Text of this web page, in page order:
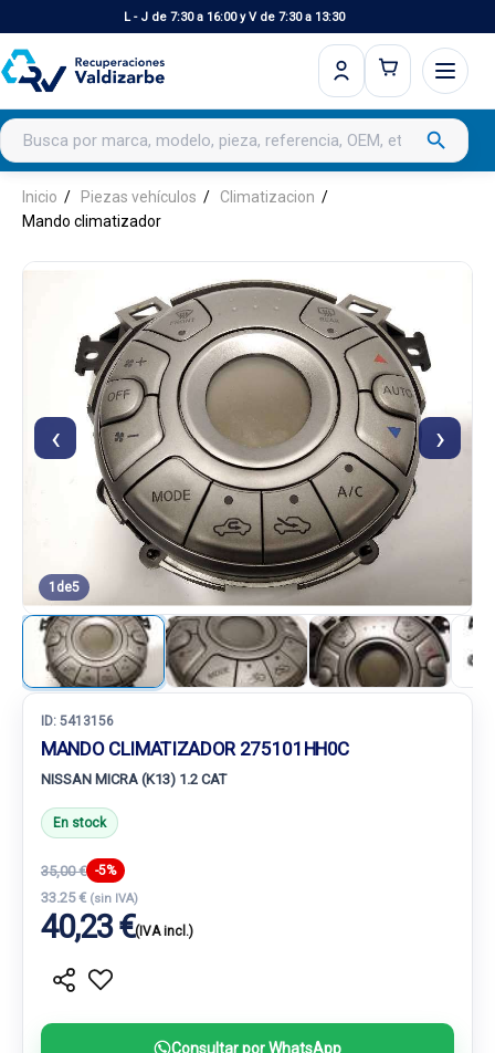
L - J de 7:30 a 16:00 y V de 7:30 a 13:30
Buscar productos search
Inicio Piezas vehículos
Climatizacion
Mando climatizador
‹ ›
1 de5
ID: 5413156
MANDO CLIMATIZADOR 275101HH0C
NISSAN MICRA (K13) 1.2 CAT
En stock
35,00 € -5%
33.25 € (sin IVA)
40,23 €(IVA incl.)
Consultar por WhatsApp